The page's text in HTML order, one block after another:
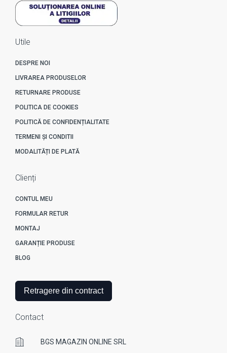
Utile
DESPRE NOI
LIVRAREA PRODUSELOR
RETURNARE PRODUSE
POLITICA DE COOKIES
POLITICĂ DE CONFIDENȚIALITATE
TERMENI ȘI CONDITII
MODALITĂȚI DE PLATĂ
Clienți
CONTUL MEU
FORMULAR RETUR
MONTAJ
GARANȚIE PRODUSE
BLOG
Retragere din contract
Contact
BGS MAGAZIN ONLINE SRL